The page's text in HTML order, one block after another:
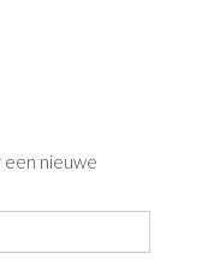
een nieuwe